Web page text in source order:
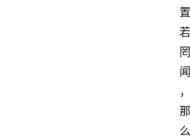
置
若
罔
闻
，
那
么